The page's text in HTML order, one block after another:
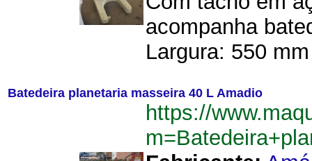
acompanha
Largura: 550
Batedeira planetaria masseira 40 L Amadio
https://